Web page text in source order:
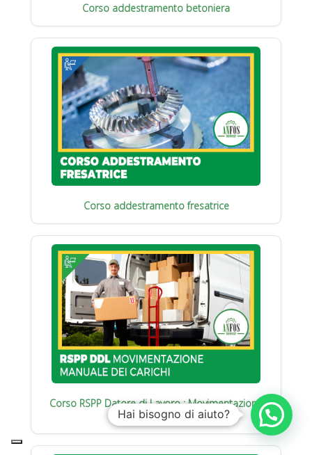
Corso addestramento betoniera
Corso addestramento fresatrice
Corso RSPP Datore di Lavoro : Movimentazione
manuale carichi
Hai bisogno di aiuto?